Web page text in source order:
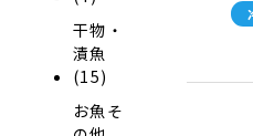
干物・
漬魚
(15)
お魚そ